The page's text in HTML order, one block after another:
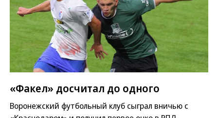
«Факел» досчитал до одного
Воронежский футбольный клуб сыграл вничью с